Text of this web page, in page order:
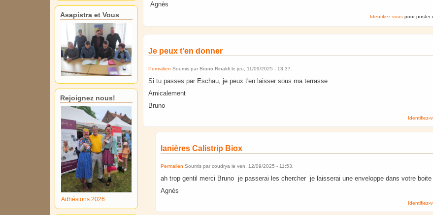
Agnès
Identifiez-vouspour poster
Je peux t'en donner
Permalien Soumis parBruno Rinaldi lejeu, 11/09/2025 - 13:37
Si tu passes par Eschau, je peux t'en laisser sous ma terrasse
Amicalement
Bruno
Identifiez-
lanières Calistrip Biox
Permalien Soumis parcoudrya leven, 12/09/2025 - 11:53
ah trop gentil merci Bruno je passerai les chercher je laisserai une enveloppe dans votre boite
Agnès
Identifiez-
Asapistra et Vous
Rejoignez nous!
Adhésions 2026.